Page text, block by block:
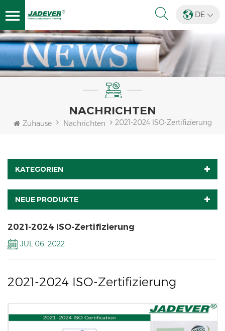
DE
NACHRICHTEN
Zuhause Nachrichten 2021-2024 ISO-Zertifizierung
KATEGORIEN
NEUE PRODUKTE
2021-2024 ISO-Zertifizierung
JUL 06, 2022
2021-2024 ISO-Zertifizierung